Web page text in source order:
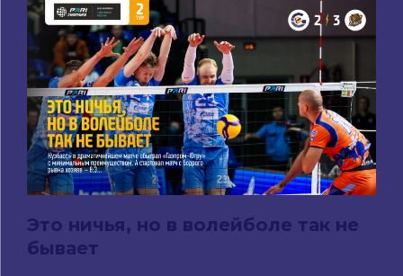
Это ничья, но в волейболе так не
бывает